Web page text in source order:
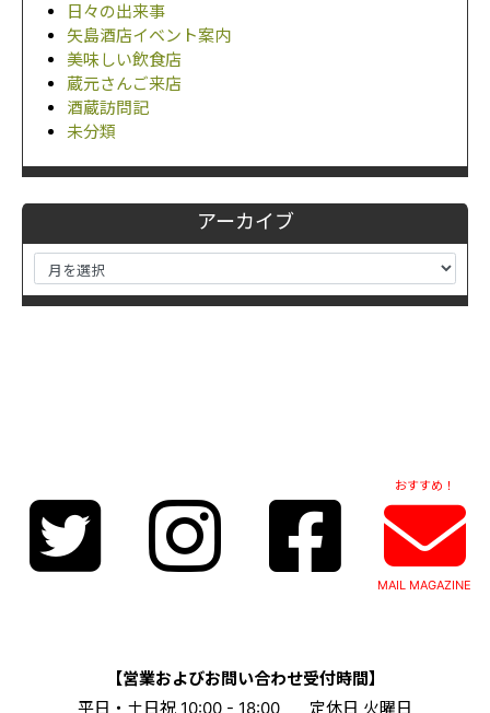
日々の出来事
矢島酒店イベント案内
美味しい飲食店
蔵元さんご来店
酒蔵訪問記
未分類
アーカイブ
おすすめ！
MAIL MAGAZINE
【営業およびお問い合わせ受付時間】
平日・土日祝 10:00 - 18:00
定休日 火曜日